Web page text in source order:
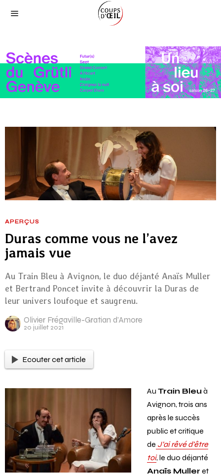
APERÇUS
Duras comme vous ne l’avez
jamais vue
Au Train Bleu à Avignon, le duo déjanté Anaïs Muller
et Bertrand Poncet invite à découvrir la Duras de
leur univers loufoque et saugrenu.
Olivier Frégaville-Gratian d'Amore
20 juillet 2021
Ecouter cet article
Au Train Bleuà
Avignon, trois ans
après le succès
public et critique
de J’ai rêvé d’être
toi, le duo déjanté
Anaïs Muller et